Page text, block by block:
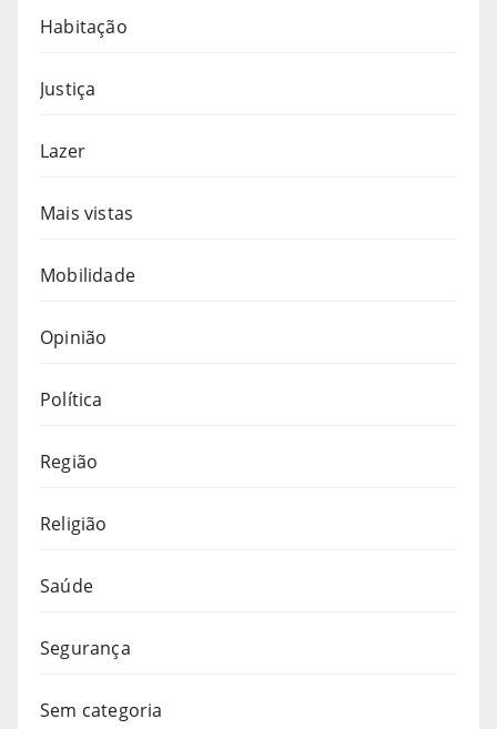
Habitação
Justiça
Lazer
Mais vistas
Mobilidade
Opinião
Política
Região
Religião
Saúde
Segurança
Sem categoria